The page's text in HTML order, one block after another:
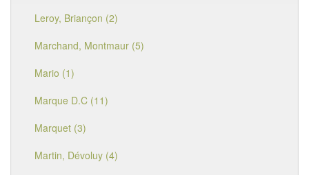
Leroy, Briançon (2)
Marchand, Montmaur (5)
Mario (1)
Marque D.C (11)
Marquet (3)
Martin, Dévoluy (4)